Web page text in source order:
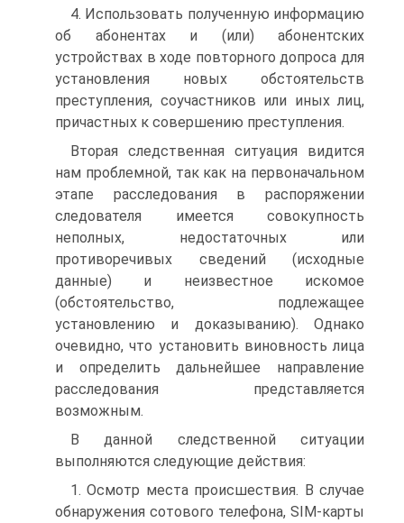
4. Использовать полученную информацию
об абонентах и (или) абонентских
устройствах в ходе повторного допроса для
установления новых обстоятельств
преступления, соучастников или иных лиц,
причастных к совершению преступления.
Вторая следственная ситуация видится
нам проблемной, так как на первоначальном
этапе расследования в распоряжении
следователя имеется совокупность
неполных, недостаточных или
противоречивых сведений (исходные
данные) и неизвестное искомое
(обстоятельство, подлежащее
установлению и доказыванию). Однако
очевидно, что установить виновность лица
и определить дальнейшее направление
расследования представляется
возможным.
В данной следственной ситуации
выполняются следующие действия:
1. Осмотр места происшествия. В случае
обнаружения сотового телефона, SIM-карты